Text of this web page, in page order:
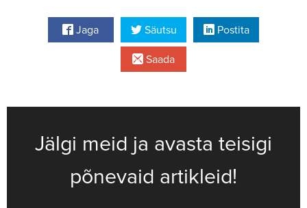
Jaga Säutsu Postita
Saada
Jälgi meid ja avasta teisigi
põnevaid artikleid!